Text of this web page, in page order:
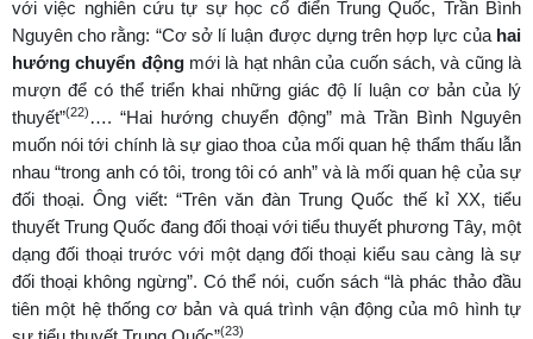
với việc nghiên cứu tự sự học cổ điển Trung Quốc, Trần Bình
Nguyên cho rằng: “Cơ sở lí luận được dựng trên hợp lực của hai
hướng chuyển độngmới là hạt nhân của cuốn sách, và cũng là
mượn để có thể triển khai những giác độ lí luận cơ bản của lý
thuyết”(22) …. “Hai hướng chuyển động” mà Trần Bình Nguyên
muốn nói tới chính là sự giao thoa của mối quan hệ thẩm thấu lẫn
nhau “trong anh có tôi, trong tôi có anh” và là mối quan hệ của sự
đối thoại. Ông viết: “Trên văn đàn Trung Quốc thế kỉ XX, tiểu
thuyết Trung Quốc đang đối thoại với tiểu thuyết phương Tây, một
dạng đối thoại trước với một dạng đối thoại kiểu sau càng là sự
đối thoại không ngừng”. Có thể nói, cuốn sách “là phác thảo đầu
tiên một hệ thống cơ bản và quá trình vận động của mô hình tự
(23)